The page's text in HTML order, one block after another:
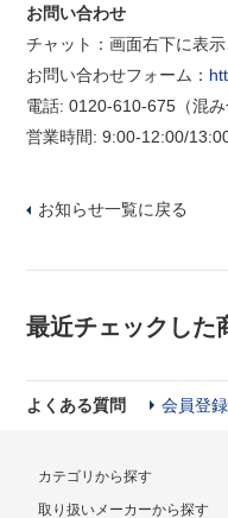
お問い合わせ
チャット：画面右下に表
お問い合わせフォーム：
電話: 0120-610-675（混
営業時間: 9:00-12:00/
お知らせ一覧に戻る
最近チェックした
よくある質問 会員登
カテゴリから探す
取り扱いメーカーから探す